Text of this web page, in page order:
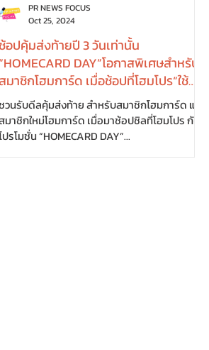
อปคุ้มส่งท้ายปี 3 วันเท่านั้น
“HOMECARD DAY”โอกาสพิเศษสำหรับ
มาชิกโฮมการ์ด เมื่อช้อปที่โฮมโปร“ใช้
ะแนนแทนส่วนลด พร้อมสินค้าลดแรงส์
วันต่อวัน..ลด สูงสุดถึง 50%” เริ่ม 25-27
.ค.67 นี้
วนรับดีลคุ้มส่งท้าย สำหรับสมาชิกโฮมการ์ด และ
มาชิกใหม่โฮมการ์ด เมื่อมาช้อปชิลที่โฮมโปร กับ
ปรโมชั่น “HOMECARD DAY”...
PR NEWS FOCUS
Oct 25, 2024